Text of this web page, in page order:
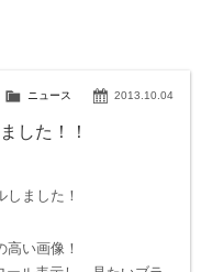
2013.10.04
ニュース
した！！
ました！
い画像！